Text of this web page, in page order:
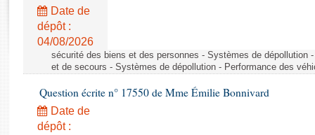
Rapports législatifs
Rapports sur l'application des lois
Baromètre de l’application des lois
Dossiers législatifs
Budget et sécurité sociale
Questions écrites et orales
Date de
dépôt :
04/08/2026
sécurité des biens et des personnes - Systèmes de dépollution
et de secours - Systèmes de dépollution - Performance des
Question écrite n° 17550 de Mme Émilie Bonnivard
Date de
dépôt :